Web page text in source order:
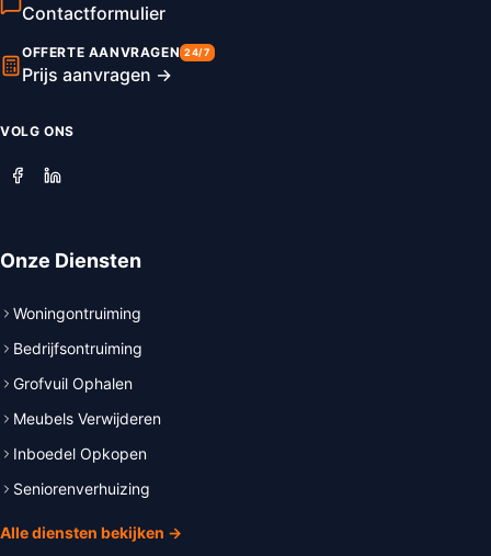
Contactformulier
OFFERTE AANVRAGEN 24/7
Prijs aanvragen →
VOLG ONS
Onze Diensten
Woningontruiming
Bedrijfsontruiming
Grofvuil Ophalen
Meubels Verwijderen
Inboedel Opkopen
Seniorenverhuizing
Alle diensten bekijken →